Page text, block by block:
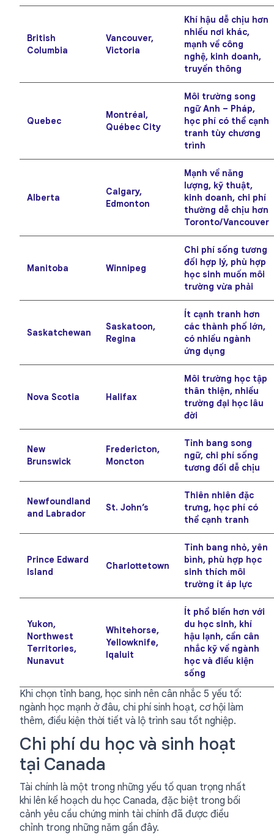
British
Columbia
Vancouver,
Victoria
Khí hậu dễ chịu hơn
nhiều nơi khác,
mạnh về công
nghệ, kinh doanh,
truyền thông
Quebec
Montréal,
Québec City
Môi trường song
ngữ Anh – Pháp,
học phí có thể cạnh
tranh tùy chương
trình
Alberta
Calgary,
Edmonton
Mạnh về năng
lượng, kỹ thuật,
kinh doanh, chi phí
thường dễ chịu hơn
Toronto/Vancouver
Manitoba Winnipeg
Chi phí sống tương
đối hợp lý, phù hợp
học sinh muốn môi
trường vừa phải
Saskatchewan
Saskatoon,
Regina
Ít cạnh tranh hơn
các thành phố lớn,
có nhiều ngành
ứng dụng
Nova Scotia Halifax
Môi trường học tập
thân thiện, nhiều
trường đại học lâu
đời
New
Brunswick
Fredericton,
Moncton
Tỉnh bang song
ngữ, chi phí sống
tương đối dễ chịu
Newfoundland
and Labrador
St. John’s
Thiên nhiên đặc
trưng, học phí có
thể cạnh tranh
Prince Edward
Island
Charlottetown
Tỉnh bang nhỏ, yên
bình, phù hợp học
sinh thích môi
trường ít áp lực
Yukon,
Northwest
Territories,
Nunavut
Whitehorse,
Yellowknife,
Iqaluit
Ít phổ biến hơn với
du học sinh, khí
hậu lạnh, cần cân
nhắc kỹ về ngành
học và điều kiện
sống
Khi chọn tỉnh bang, học sinh nên cân nhắc 5 yếu tố:
ngành học mạnh ở đâu, chi phí sinh hoạt, cơ hội làm
thêm, điều kiện thời tiết và lộ trình sau tốt nghiệp.
Chi phí du học và sinh hoạt
tại Canada
Tài chính là một trong những yếu tố quan trọng nhất
khi lên kế hoạch du học Canada, đặc biệt trong bối
cảnh yêu cầu chứng minh tài chính đã được điều
chỉnh trong những năm gần đây.